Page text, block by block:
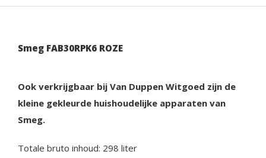
Smeg FAB30RPK6 ROZE
Ook verkrijgbaar bij Van Duppen Witgoed zijn de
kleine gekleurde huishoudelijke apparaten van
Smeg.
Totale bruto inhoud: 298 liter